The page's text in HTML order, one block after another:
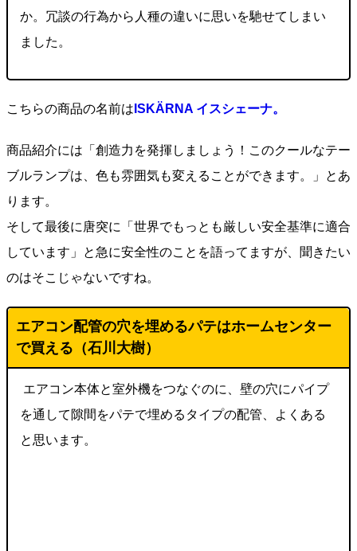
か。冗談の行為から人種の違いに思いを馳せてしまい
ました。
こちらの商品の名前は ISKÄRNA イスシェーナ。
商品紹介には「創造力を発揮しましょう！このクールなテー
ブルランプは、色も雰囲気も変えることができます。」とあ
ります。
そして最後に唐突に「世界でもっとも厳しい安全基準に適合
しています」と急に安全性のことを語ってますが、聞きたい
のはそこじゃないですね。
エアコン配管の穴を埋めるパテはホームセンター
で買える（石川大樹）
エアコン本体と室外機をつなぐのに、壁の穴にパイプ
を通して隙間をパテで埋めるタイプの配管、よくある
と思います。